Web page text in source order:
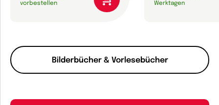
Bilderbücher & Vorlesebücher
vorbestellen
Werktagen